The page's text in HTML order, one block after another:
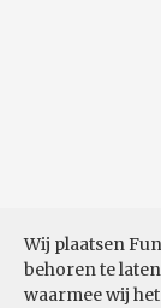
Wij plaatsen
behoren te
waarmee wij